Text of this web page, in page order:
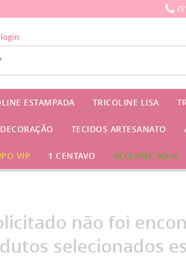
login
ESTAMPADA TRICOLINE LISA
TECIDOS ARTESANATO
VIP 1 CENTAVO RECLAME AQUI
não foi
selecionados